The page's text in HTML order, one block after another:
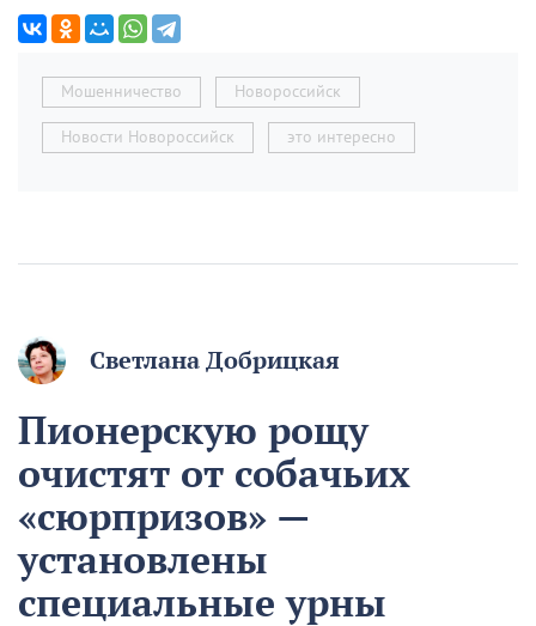
Мошенничество Новороссийск
Новости Новороссийск это интересно
Светлана Добрицкая
Пионерскую рощу
очистят от собачьих
«сюрпризов» —
установлены
специальные урны